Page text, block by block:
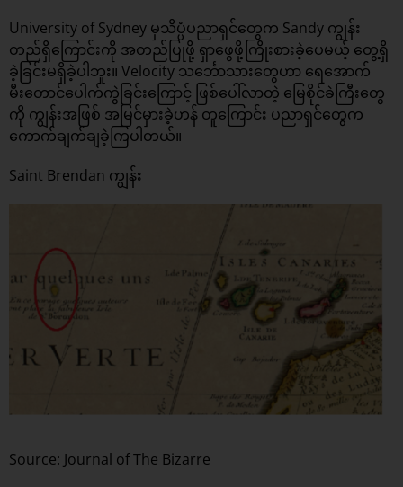
University of Sydney မှသိပ္ပံပညာရှင်တွေက Sandy ကျွန်း
တည်ရှိကြောင်းကို အတည်ပြုဖို့ ရှာဖွေဖို့ကြိုးစားခဲ့ပေမယ့် တွေ့ရှိ
ခဲ့ခြင်းမရှိခဲ့ပါဘူး။ Velocity သင်္ဘောသားတွေဟာ ရေအောက်
မီးတောင်ပေါက်ကွဲခြင်းကြောင့် ဖြစ်ပေါ်လာတဲ့ မြေစိုင်ခဲကြီးတွေ
ကို ကျွန်းအဖြစ် အမြင်မှားခဲ့ဟန် တူကြောင်း ပညာရှင်တွေက
ကောက်ချက်ချခဲ့ကြပါတယ်။
Saint Brendan ကျွန်း
Source: Journal of The Bizarre